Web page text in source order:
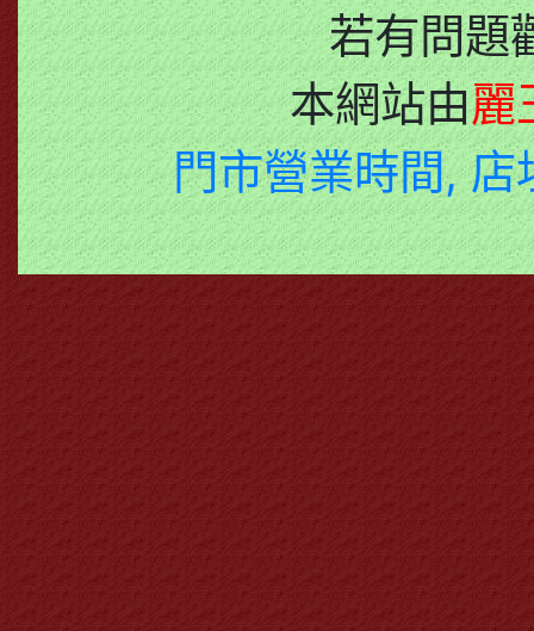
若有問題
本網站由麗
門市營業時間,